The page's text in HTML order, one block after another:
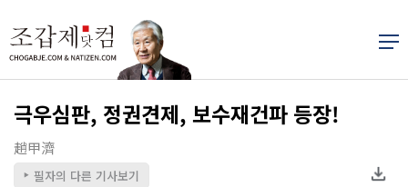
극우심판, 정권견제, 보수재건파 등장!
趙甲濟
▶ 필자의 다른 기사보기